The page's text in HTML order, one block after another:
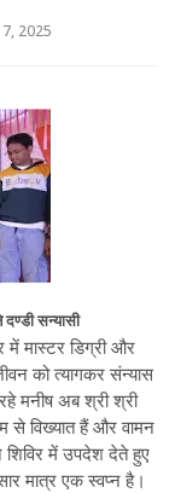
2025
दण्डी सन्यासी
में मास्टर डिग्री और
को त्यागकर संन्यास
मनीष अब श्री श्री
से विख्यात हैं और वामन
में उपदेश देते हुए
मात्र एक स्वप्न है।